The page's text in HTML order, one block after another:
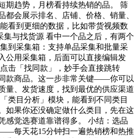
期趋势，月榜看持续热销的品。 筛
都会展示排名、店铺、价格、销量、
看到更细的数据，比如带货视频数
集与找货源 看中一个品之后，有两个
到采集箱：支持单品采集和批量采
公用采集箱，后面可以直接编辑发
击「找同款」，妙手会直接跳转
款商品。这一步非常关键——你可以
量、发货速度，找到最优的供应渠道
类目分析」模块，能看到不同类目
如果你还没确定做什么类目，先在这
感觉选赛道靠谱得多。 小结：选品
每天花15分钟扫一遍热销榜和热推